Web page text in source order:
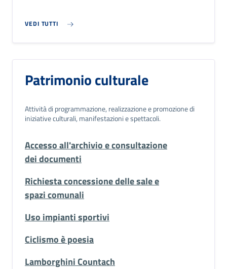
VEDI TUTTI
Patrimonio culturale
Attività di programmazione, realizzazione e promozione di
iniziative culturali, manifestazioni e spettacoli.
Accesso all'archivio e consultazione
dei documenti
Richiesta concessione delle sale e
spazi comunali
Uso impianti sportivi
Ciclismo è poesia
Lamborghini Countach